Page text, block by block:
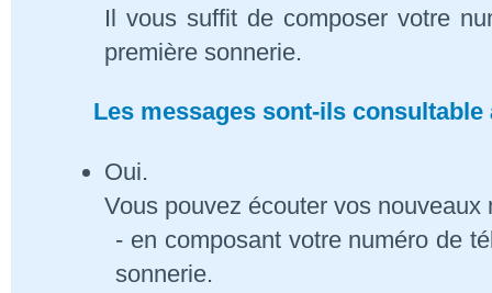
Il vous suffit de composer votre
première sonnerie.
Les messages sont-ils
Oui.
Vous pouvez écouter vos nouveaux
- en composant votre numéro de
sonnerie.